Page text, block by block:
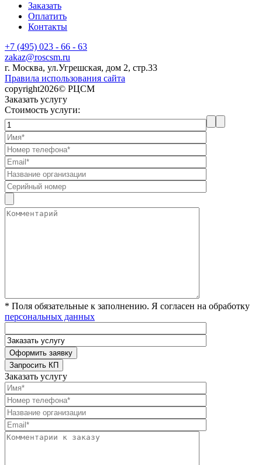
Заказать
Оплатить
Контакты
+7 (495) 023 - 66 - 63
zakaz@roscsm.ru
г. Москва, ул.Угрешская, дом 2, стр.33
Правила использования сайта
copyright2026© РЦСМ
Заказать услугу
Стоимость услуги:
* Поля обязательные к заполнению. Я согласен на обработку
персональных данных
Заказать услугу